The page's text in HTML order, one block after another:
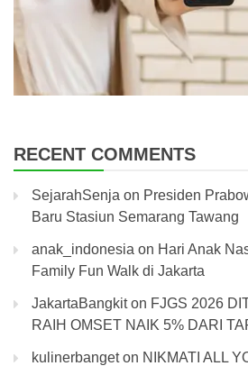
RECENT COMMENTS
SejarahSenja on Presiden
Baru Stasiun Semarang Tawang
anak_indonesia on Hari Anak
Family Fun Walk di Jakarta
JakartaBangkiton FJGS 2026
RAIH OMSET NAIK 5% DARI
kulinerbangeton NIKMATI ALL